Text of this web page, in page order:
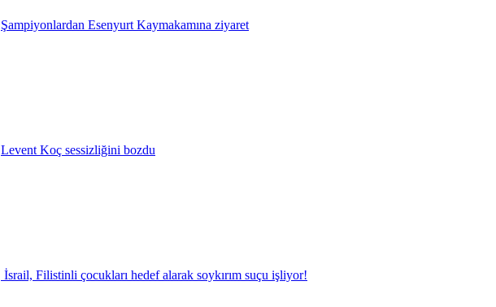
Şampiyonlardan Esenyurt Kaymakamına ziyaret
Levent Koç sessizliğini bozdu
İsrail, Filistinli çocukları hedef alarak soykırım suçu işliyor!